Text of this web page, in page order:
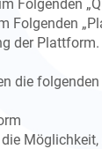
Folgenden
Folgenden
der Plattform.
die folgenden